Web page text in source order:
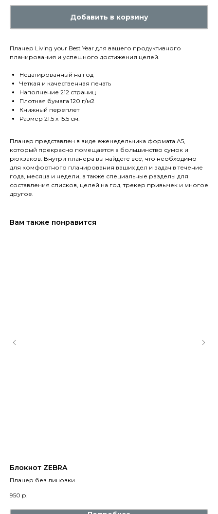
Добавить в корзину
Планер Living your Best Year для вашего продуктивного
планирования и успешного достижения целей.
Недатированный на год
Четкая и качественная печать
Наполнение 212 страниц
Плотная бумага 120 г/м2
Книжный переплет
Размер 21.5 х 15.5 см.
Планер представлен в виде еженедельника формата А5,
который прекрасно помещается в большинство сумок и
рюкзаков. Внутри планера вы найдете все, что необходимо
для комфортного планирования ваших дел и задач в течение
года, месяца и недели, а также специальные разделы для
составления списков, целей на год, трекер привычек и многое
другое.
Вам также понравится
Блокнот ZEBRA
Планер без линовки
950 р.